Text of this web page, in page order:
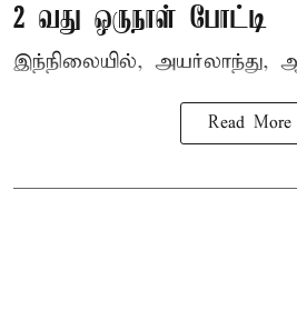
2 வது ஒருநாள் போட்டி
இந்நிலையில், அயர்லாந்து,
Read More